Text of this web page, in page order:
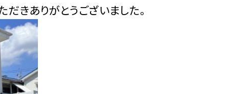
きありがとうございました。